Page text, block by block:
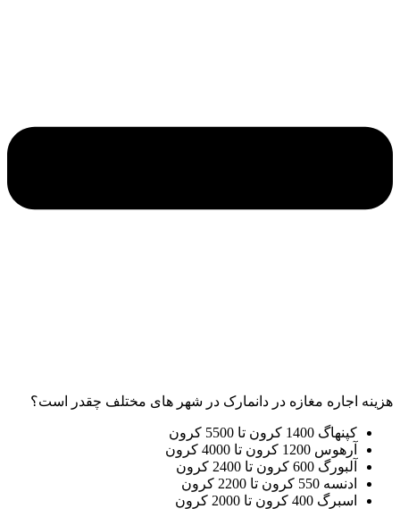
هزینه اجاره مغازه در دانمارک در شهر های مختلف چقدر است؟
کپنهاگ 1400 کرون تا 5500 کرون
آرهوس 1200 کرون تا 4000 کرون
آلبورگ 600 کرون تا 2400 کرون
ادنسه 550 کرون تا 2200 کرون
اسبرگ 400 کرون تا 2000 کرون